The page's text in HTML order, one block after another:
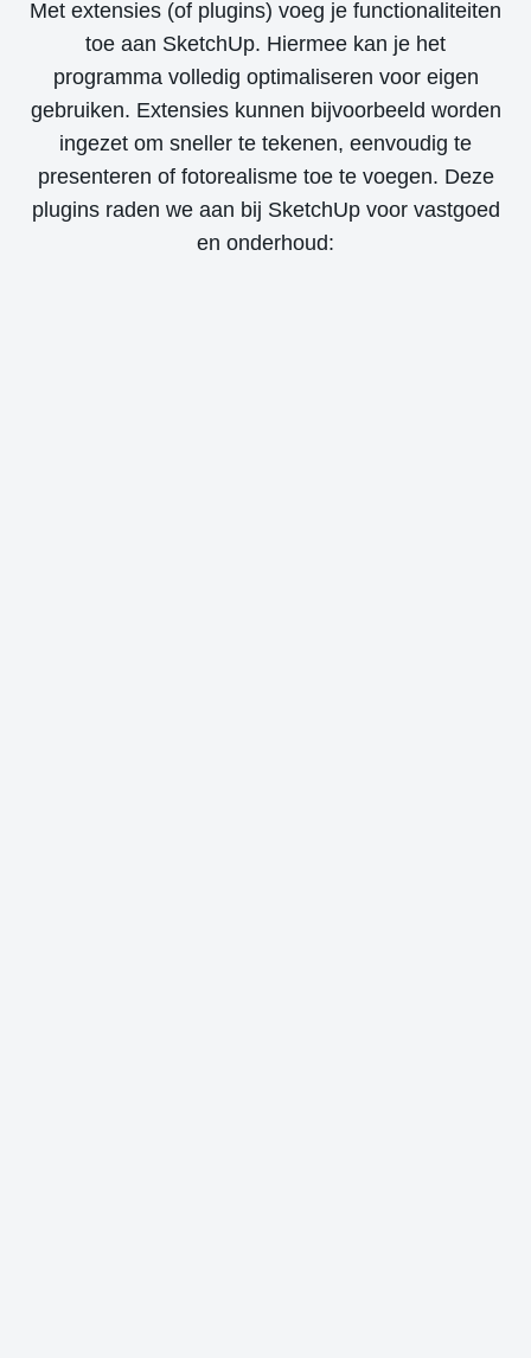
Met extensies (of plugins) voeg je functionaliteiten
toe aan SketchUp. Hiermee kan je het
programma volledig optimaliseren voor eigen
gebruiken. Extensies kunnen bijvoorbeeld worden
ingezet om sneller te tekenen, eenvoudig te
presenteren of fotorealisme toe te voegen. Deze
plugins raden we aan bij SketchUp voor vastgoed
en onderhoud: